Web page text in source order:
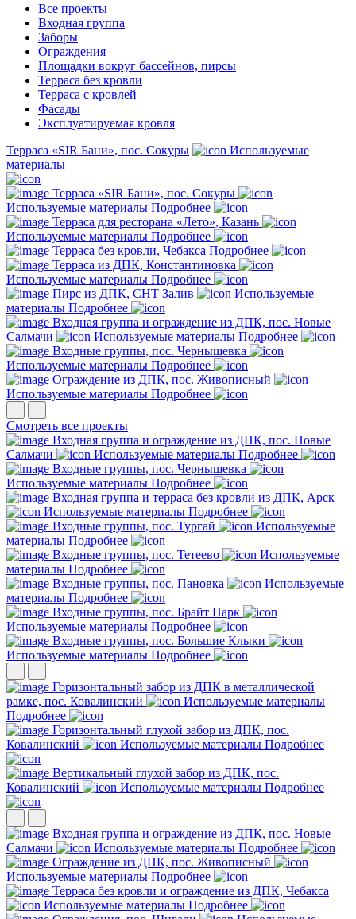
Все проекты
Входная группа
Заборы
Ограждения
Площадки вокруг бассейнов, пирсы
Терраса без кровли
Терраса с кровлей
Фасады
Эксплуатируемая кровля
Терраса «SIR Бани», пос. Сокуры
Используемые
материалы
Терраса «SIR Бани», пос. Сокуры
Используемые материалы Подробнее
Терраса для ресторана «Лето», Казань
Используемые материалы Подробнее
Терраса без кровли, Чебакса Подробнее
Терраса из ДПК, Константиновка
Используемые материалы Подробнее
Пирс из ДПК, СНТ Залив
Используемые
материалы Подробнее
Входная группа и ограждение из ДПК, пос. Новые
Салмачи
Используемые материалы Подробнее
Входные группы, пос. Чернышевка
Используемые материалы Подробнее
Ограждение из ДПК, пос. Живописный
Используемые материалы Подробнее
Смотреть все проекты
Входная группа и ограждение из ДПК, пос. Новые
Салмачи
Используемые материалы Подробнее
Входные группы, пос. Чернышевка
Используемые материалы Подробнее
Входная группа и терраса без кровли из ДПК, Арск
Используемые материалы Подробнее
Входные группы, пос. Тургай
Используемые
материалы Подробнее
Входные группы, пос. Тетеево
Используемые
материалы Подробнее
Входные группы, пос. Пановка
Используемые
материалы Подробнее
Входные группы, пос. Брайт Парк
Используемые материалы Подробнее
Входные группы, пос. Большие Клыки
Используемые материалы Подробнее
Горизонтальный забор из ДПК в металлической
рамке, пос. Ковалинский
Используемые материалы
Подробнее
Горизонтальный глухой забор из ДПК, пос.
Ковалинский
Используемые материалы Подробнее
Вертикальный глухой забор из ДПК, пос.
Ковалинский
Используемые материалы Подробнее
Входная группа и ограждение из ДПК, пос. Новые
Салмачи
Используемые материалы Подробнее
Ограждение из ДПК, пос. Живописный
Используемые материалы Подробнее
Терраса без кровли и ограждение из ДПК, Чебакса
Используемые материалы Подробнее